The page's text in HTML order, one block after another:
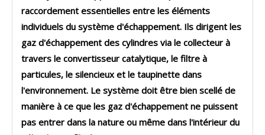
raccordement essentielles entre les éléments
individuels du système d'échappement. Ils dirigent les
gaz d'échappement des cylindres via le collecteur à
travers le convertisseur catalytique, le filtre à
particules, le silencieux et le taupinette dans
l'environnement. Le système doit être bien scellé de
manière à ce que les gaz d'échappement ne puissent
pas entrer dans la nature ou même dans l'intérieur du